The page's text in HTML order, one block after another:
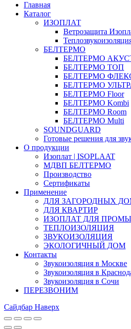
Главная
Каталог
ИЗОПЛАТ
Ветрозащита
БЕЛТЕРМО
БЕЛТЕРМО
БЕЛТЕРМО ТОП
БЕЛТЕРМО
БЕЛТЕРМО
БЕЛТЕРМО Floor
БЕЛТЕРМО Kombi
БЕЛТЕРМО Room
БЕЛТЕРМО Multi
SOUNDGUARD
Готовые решения для
О продукции
Изоплат | ISOPLAAT
МДВП БЕЛТЕРМО
Производство
Сертификаты
Применение
ДЛЯ ЗАГОРОДНЫХ
ДЛЯ КВАРТИР
ИЗОПЛАТ ДЛЯ
ТЕПЛОИЗОЛЯЦИЯ
ЗВУКОИЗОЛЯЦИЯ
ЭКОЛОГИЧНЫЙ ДОМ
Контакты
Звукоизоляция в Москве
Звукоизоляция в
Звукоизоляция в Сочи
ПЕРЕЗВОНИМ
Сайдбар Наверх